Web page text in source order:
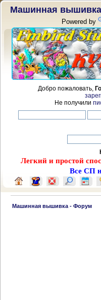
Машинная
Powered by
Добро пожаловать,
Не получили
Легкий и простой
Все СП
Машинная вышивка - Форум